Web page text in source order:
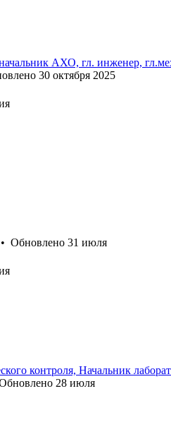
АХО, гл. инженер,
30 октября 2025
• Обновлено 31 июля
контроля, Начальник
28 июля